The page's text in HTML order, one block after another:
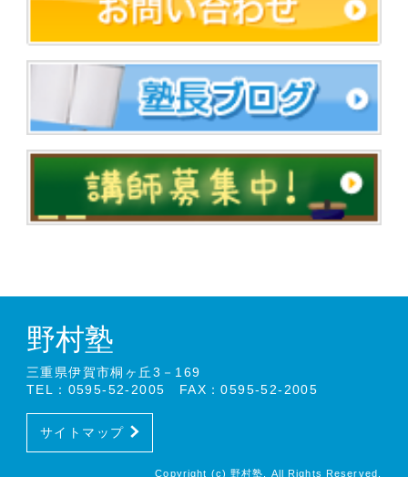
野村塾
三重県伊賀市桐ヶ丘3－169
TEL：0595-52-2005 FAX：0595-52-2005
サイトマップ
Copyright (c) 野村塾. All Rights Reserved.